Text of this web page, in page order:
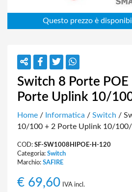
Switch 8 Porte
Porte Uplink 10/
Home / Informatica / Switch /
10/100 + 2 Porte Uplink 10/
COD: SF-SW1008HIPOE-H-120
Categoria: Switch
Marchio: SAFIRE
€ 69,60 IVA incl.